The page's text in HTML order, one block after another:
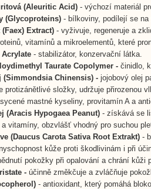
(Aleuritic Acid)- výchozí materiál
(Glycoproteins)- bílkoviny, podílejí se na
(Faex) Extract)- vyživuje, regeneruje a
vitamínů a mikroelementů, které
Acrylate- stabilizátor, konzervační látka.
Taurate Copolymer - činidlo,
(Simmondsia Chinensis)- jojobový olej
protizánětlivé složky, udržuje přirozenou
mastné kyseliny, provitamín A a
(Aracis Hypogaea Peanut)- získává se
vitamíny, obzvlášť vhodný pro suchou
(Daucus Carota Sativa Root Extrakt)-
kůže proti škodlivinám i při
pokožky při opalování a chrání kůži
-účinně změkčuje a zvláčňuje
- antioxidant, který pomáhá